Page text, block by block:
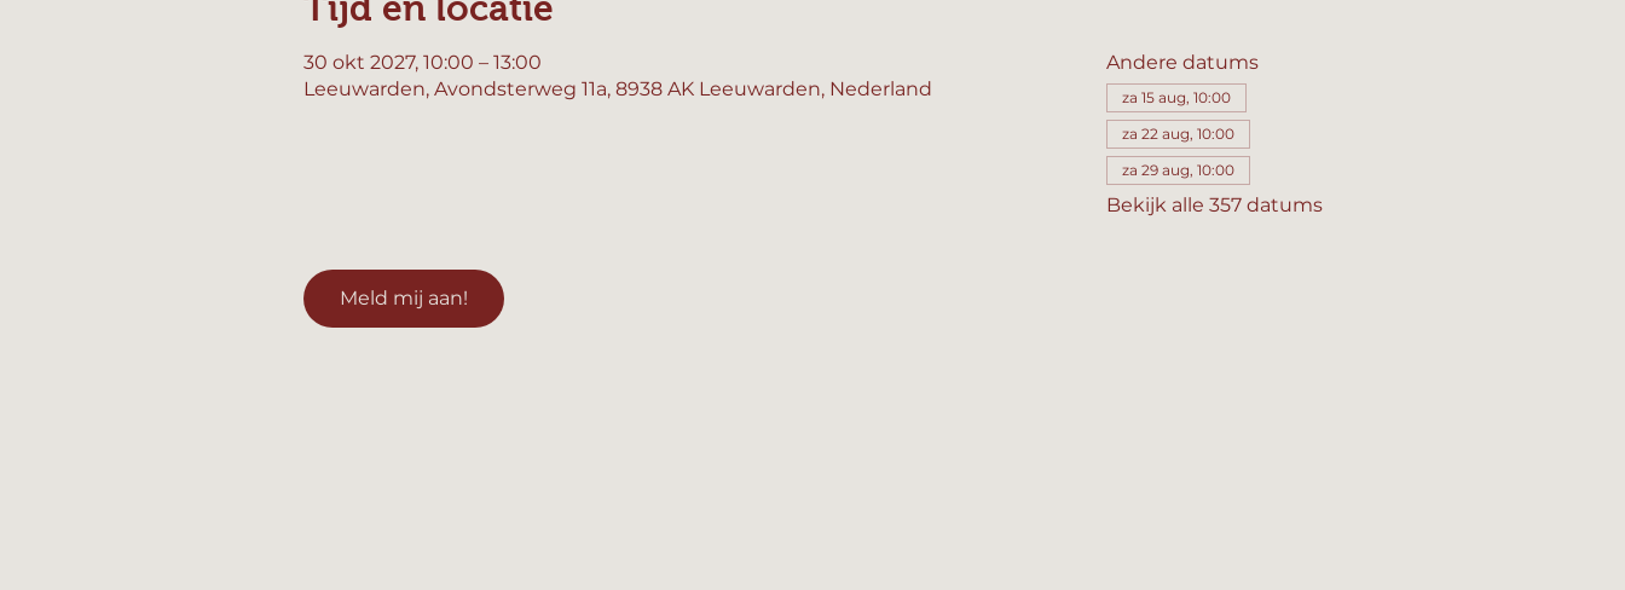
30 okt 2027, 10:00 – 13:00
Leeuwarden, Avondsterweg 11a, 8938 AK Leeuwarden, Nederland
Andere datums
za 15 aug, 10:00
za 22 aug, 10:00
za 29 aug, 10:00
Bekijk alle 357 datums
Meld mij aan!